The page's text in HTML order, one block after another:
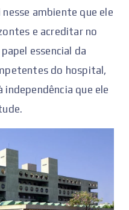
ambiente que ele
e acreditar no
essencial da
do hospital,
independência que ele